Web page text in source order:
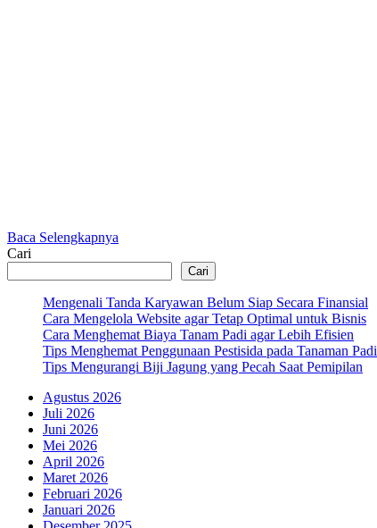
Baca Selengkapnya
Cari
Cari
Mengenali Tanda Karyawan Belum Siap Secara Finansial
Cara Mengelola Website agar Tetap Optimal untuk Bisnis
Cara Menghemat Biaya Tanam Padi agar Lebih Efisien
Tips Menghemat Penggunaan Pestisida pada Tanaman Padi
Tips Mengurangi Biji Jagung yang Pecah Saat Pemipilan
Agustus 2026
Juli 2026
Juni 2026
Mei 2026
April 2026
Maret 2026
Februari 2026
Januari 2026